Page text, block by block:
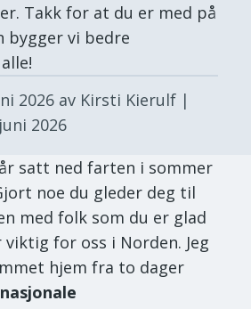
Takk for at du er med på
bygger vi bedre
2026 av Kirsti Kierulf |
2026
satt ned farten i sommer
noe du gleder deg til
med folk som du er glad
viktig for oss i Norden. Jeg
hjem fra to dager